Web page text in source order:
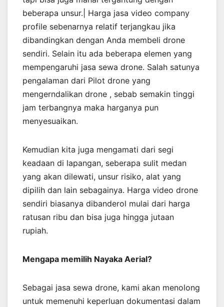
beberapa unsur.| Harga jasa video company
profile sebenarnya relatif terjangkau jika
dibandingkan dengan Anda membeli drone
sendiri. Selain itu ada beberapa elemen yang
mempengaruhi jasa sewa drone. Salah satunya
pengalaman dari Pilot drone yang
mengerndalikan drone , sebab semakin tinggi
jam terbangnya maka harganya pun
menyesuaikan.
Kemudian kita juga mengamati dari segi
keadaan di lapangan, seberapa sulit medan
yang akan dilewati, unsur risiko, alat yang
dipilih dan lain sebagainya. Harga video drone
sendiri biasanya dibanderol mulai dari harga
ratusan ribu dan bisa juga hingga jutaan
rupiah.
Mengapa memilih Nayaka Aerial?
Sebagai jasa sewa drone, kami akan menolong
untuk memenuhi keperluan dokumentasi dalam